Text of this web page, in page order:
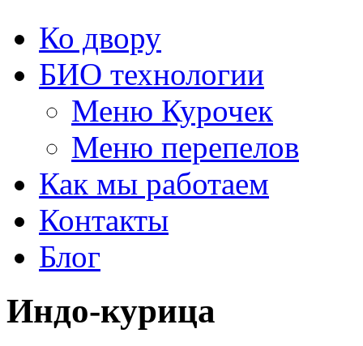
Ко двору
БИО технологии
Меню Курочек
Меню перепелов
Как мы работаем
Контакты
Блог
Индо-курица